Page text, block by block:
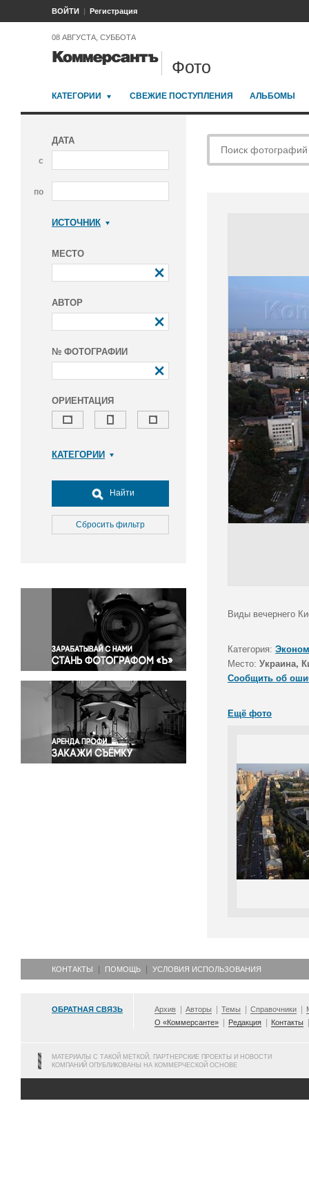
ВОЙТИ Регистрация
08 АВГУСТА, СУББОТА
Фото
КАТЕГОРИИ СВЕЖИЕ ПОСТУПЛЕНИЯ АЛЬБОМЫ
ДАТА
с
по
ИСТОЧНИК
МЕСТО
АВТОР
№ ФОТОГРАФИИ
ОРИЕНТАЦИЯ
КАТЕГОРИИ
Досуг, туризм и отдых
Культура
Медицина
Окружающая среда
Политика
Правосудие
Происшествия и конфликты
Религия
Светская жизнь
Спорт
Экология
Экономика и бизнес
Найти
Сбросить фильтр
Виды вечернего
Категория:
Место: Украина,
Сообщить об
Ещё фото
КОНТАКТЫ ПОМОЩЬ УСЛОВИЯ ИСПОЛЬЗОВАНИЯ
ОБРАТНАЯ СВЯЗЬ Архив Авторы Темы Справочники
О «Коммерсанте»
Редакция Контакты
МАТЕРИАЛЫ С ТАКОЙ МЕТКОЙ, ПАРТНЕРСКИЕ ПРОЕКТЫ И НОВОСТИ
КОМПАНИЙ ОПУБЛИКОВАНЫ НА КОММЕРЧЕСКОЙ ОСНОВЕ